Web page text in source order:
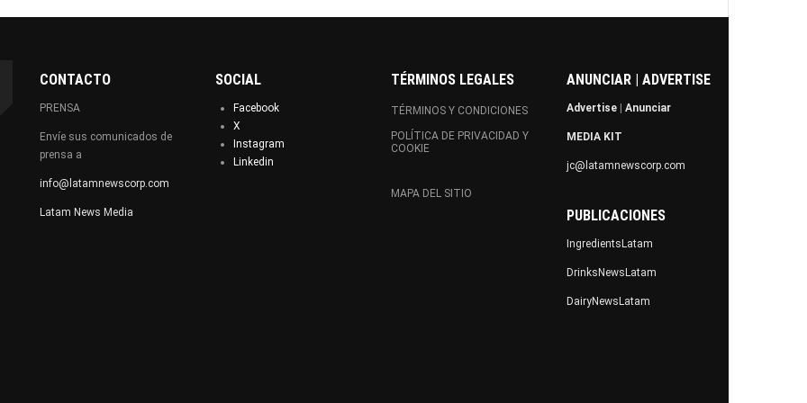
CONTACTO
PRENSA
Envíe sus comunicados de
prensa a
info@latamnewscorp.com
Latam News Media
SOCIAL
Facebook
X
Instagram
Linkedin
TÉRMINOS LEGALES
TÉRMINOS Y CONDICIONES
POLÍTICA DE PRIVACIDAD Y
COOKIE
MAPA DEL SITIO
ANUNCIAR | ADVERTISE
Advertise | Anunciar
MEDIA KIT
jc@latamnewscorp.com
PUBLICACIONES
IngredientsLatam
DrinksNewsLatam
DairyNewsLatam